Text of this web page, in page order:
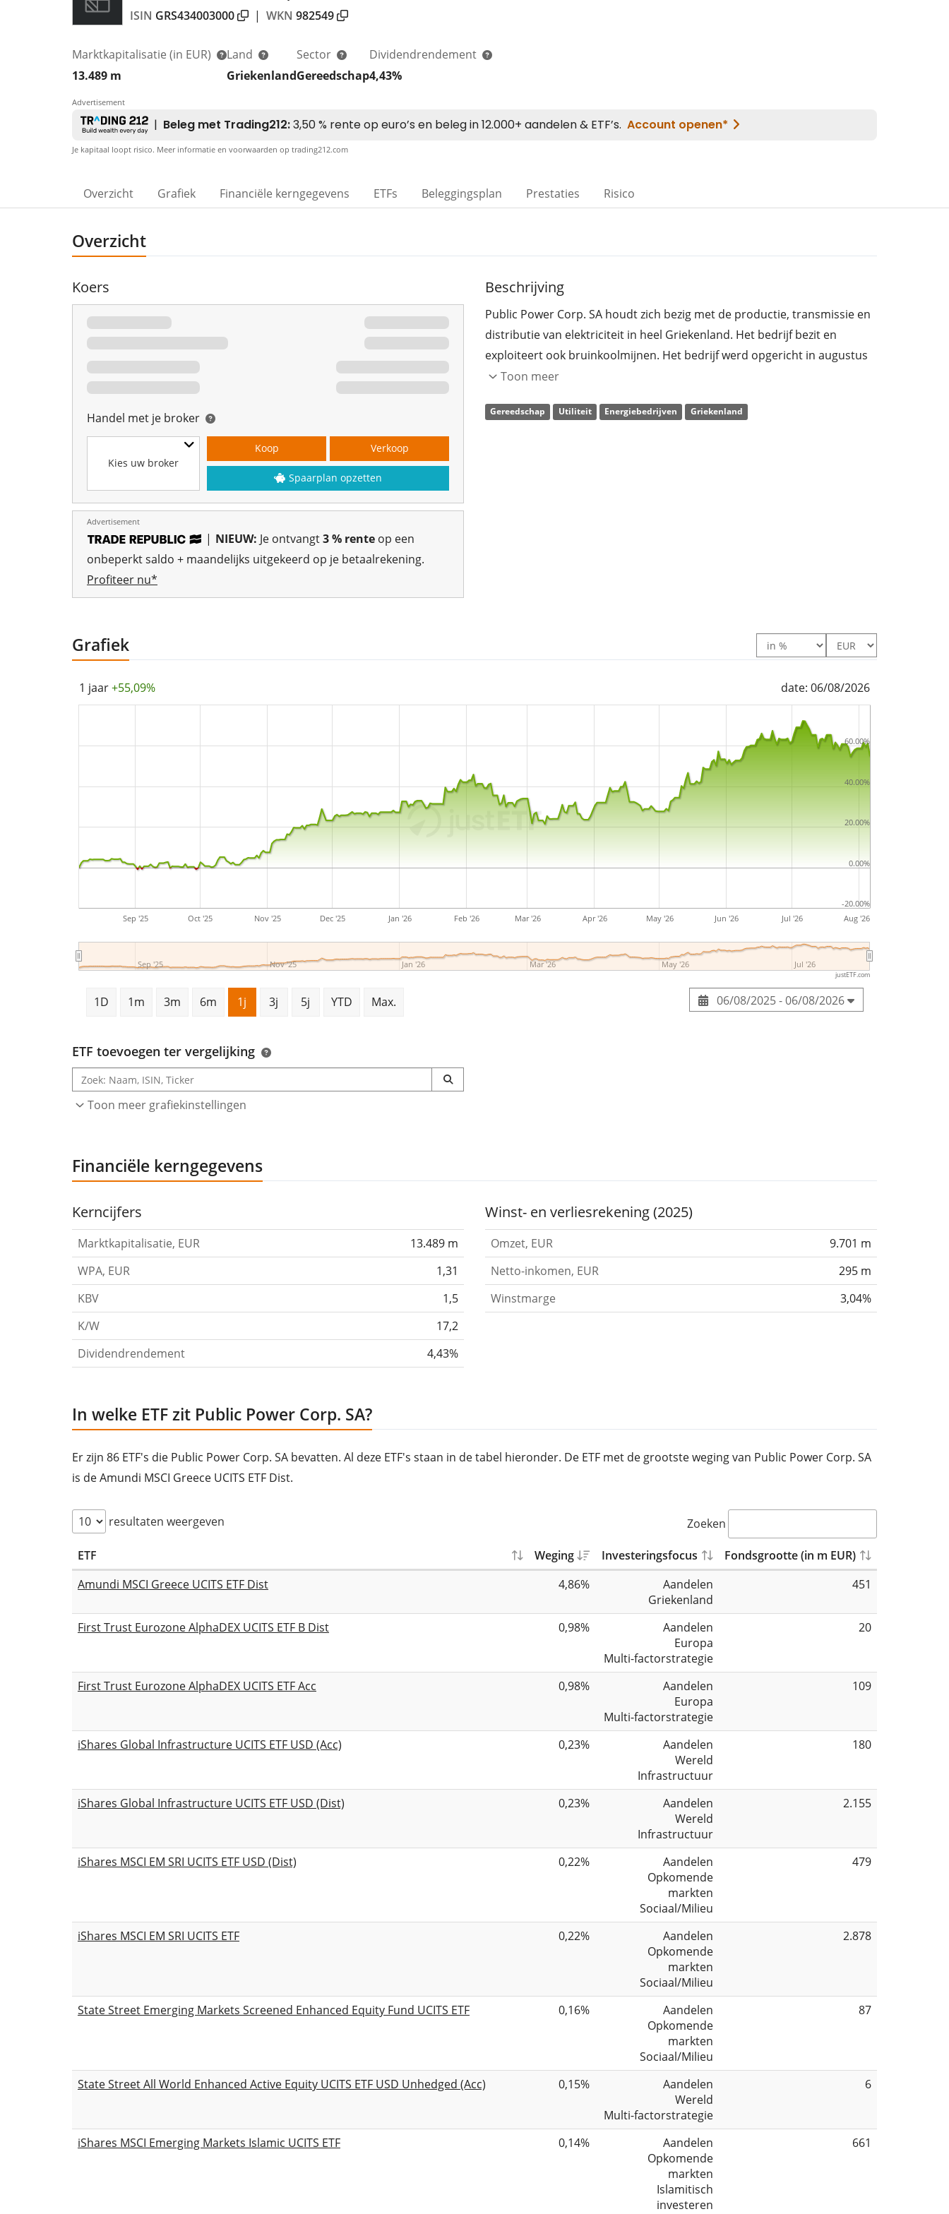
ISIN GRS434003000 | WKN 982549
Marktkapitalisatie (in EUR)
13.489 m
Land
Griekenland
Sector
Gereedschap
Dividendrendement
4,43%
Advertisement
Je kapitaal loopt risico. Meer informatie en voorwaarden op trading212.com
Overzicht Grafiek Financiële kerngegevens ETFs Beleggingsplan Prestaties Risico
Overzicht
Koers
Handel met je broker
Kies uw broker
Koop Verkoop
Spaarplan opzetten
Advertisement
| NIEUW: Je ontvangt3 % rente op een
onbeperkt saldo + maandelijks uitgekeerd op je betaalrekening.
Profiteer nu*
Beschrijving
Public Power Corp. SA houdt zich bezig met de productie, transmissie en
distributie van elektriciteit in heel Griekenland. Het bedrijf bezit en
exploiteert ook bruinkoolmijnen. Het bedrijf werd opgericht in augustus
1950 en heeft zijn hoofdkantoor in Athene, Griekenland.
Toon meer
Gereedschap Utiliteit Energiebedrijven Griekenland
Grafiek
1 jaar+55,09% date: 06/08/2026
Sep '25 Oct '25 Nov '25 Dec '25 Jan '26 Feb '26 Mar '26 Apr '26 May '26 Jun '26 Jul '26 Aug '26
Sep '25 Nov '25 Jan '26 Mar '26 May '26 Jul '26
-20.00%
0.00%
20.00%
40.00%
60.00%
justETF.com
1D 1m 3m 6m 1j 3j 5j YTD Max. 06/08/2025 - 06/08/2026
ETF toevoegen ter vergelijking
Toon meer grafiekinstellingen
Financiële kerngegevens
Kerncijfers
Marktkapitalisatie, EUR
13.489 m
WPA, EUR
1,31
KBV
1,5
K/W
17,2
Dividendrendement
4,43%
Winst- en verliesrekening (2025)
Omzet, EUR
9.701 m
Netto-inkomen, EUR
295 m
Winstmarge
3,04%
In welke ETF zit Public Power Corp. SA?
Er zijn 86 ETF's die Public Power Corp. SA bevatten. Al deze ETF's staan in de tabel hieronder. De ETF met de grootste weging van Public Power Corp. SA
is de Amundi MSCI Greece UCITS ETF Dist.
resultaten weergeven Zoeken
ETF Weging Investeringsfocus
Fondsgrootte (in m EUR)
Amundi MSCI Greece UCITS ETF Dist
4,86%
Aandelen
Griekenland
451
First Trust Eurozone AlphaDEX UCITS ETF B Dist 0,98%
Aandelen
Europa
Multi-factorstrategie
20
First Trust Eurozone AlphaDEX UCITS ETF Acc 0,98%
Aandelen
Europa
Multi-factorstrategie
109
iShares Global Infrastructure UCITS ETF USD (Acc) 0,23%
Aandelen
Wereld
Infrastructuur
180
iShares Global Infrastructure UCITS ETF USD (Dist) 0,23%
Aandelen
Wereld
Infrastructuur
2.155
iShares MSCI EM SRI UCITS ETF USD (Dist) 0,22%
Aandelen
Opkomende
markten
Sociaal/Milieu
479
iShares MSCI EM SRI UCITS ETF 0,22%
Aandelen
Opkomende
markten
Sociaal/Milieu
2.878
State Street Emerging Markets Screened Enhanced Equity Fund UCITS ETF 0,16%
Aandelen
Opkomende
markten
Sociaal/Milieu
87
State Street All World Enhanced Active Equity UCITS ETF USD Unhedged (Acc) 0,15%
Aandelen
Wereld
Multi-factorstrategie
6
iShares MSCI Emerging Markets Islamic UCITS ETF 0,14%
Aandelen
Opkomende
markten
Islamitisch
investeren
661